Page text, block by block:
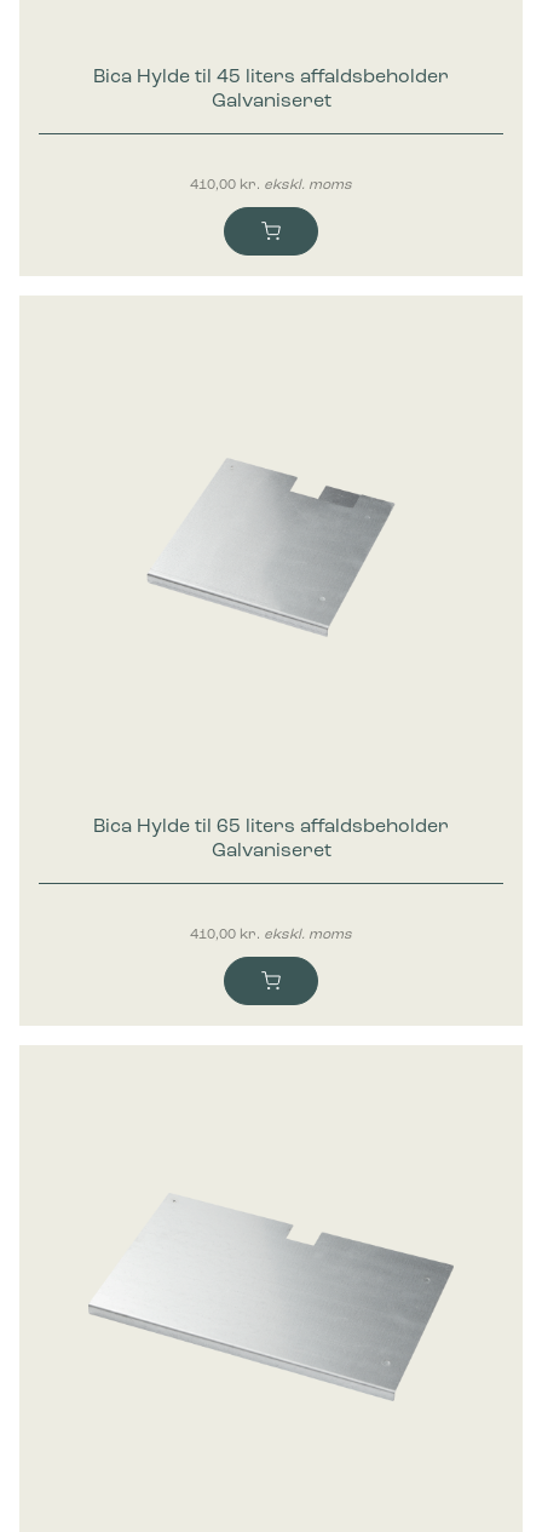
Bica Hylde til 45 liters affaldsbeholder
Galvaniseret
410,00 ekskl. moms
Bica Hylde til 65 liters affaldsbeholder
Galvaniseret
410,00 ekskl. moms